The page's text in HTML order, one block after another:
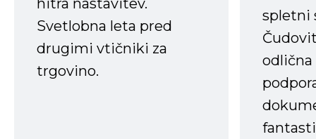
hitra nastavitev.
Svetlobna leta pred
drugimi vtičniki za
trgovino.
spletni